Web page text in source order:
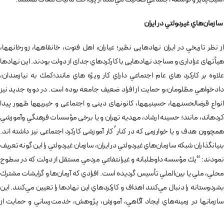
سازمان‌هاي غيردولتي در ايران
از نظر تاريخي در ایران نهادهایی نظير؛ عیاران، اهل فتوت، خانقاه­ها، زورخانه­ها،
هیأت­های عزاداری و مساجد نهادهایی با كاركردهاي جدای از دولت بودند. اين نهادها
علاوه بر كاركرد هاي عام اجتماعي داراي كار ويژه هاي مانند؛كمك به نيازمندان،
دادخواهي مظلومان،و حمايت از افراد ضعیف جامعه بوده است. در دوره جدید نیز
انواع قرض­الحسنه­ها، حسینیه­ها، کانون­های دینی و اجتماعی و خیریه­ها ظهور پیدا
کرده­اند، مانند؛ حسینه ارشاد، مهدیه تهران و یا برخی مؤسسات فرهنگي وآموزشي
همچوون هدف و یا خوارزمی که در كنار ً کار آموزشی کارکرد اجتماعی نیز داشته اند.
بنيانگذاران شبكه سازمان‌هاي غيردولتي در ايران،‌ سازمان غيردولتي را اين گونه تعريف
نمودند: “يك مؤسسه داوطلبانه و غيرانتفاعي مردمي مستقل از دولت كه در سطوح
محلي، ملي يا بين‌الملي تأسيس گرديده است. افرادي كه آرمان‌ها و گرايشات مشترك
بشردوستانه را دنبال مي‌كنند اهداف و كاركردهاي اين نهادها را تعيين مي‌كنند. اين
سازمانها در زمينه‌هاي ايجاد آگاهي، آموزش، پژوهش، خدمت‌رساني و حمايت از